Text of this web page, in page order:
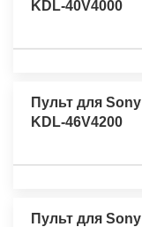
KDL-40V4000
Пульт для Sony
KDL-46V4200
Пульт для Sony